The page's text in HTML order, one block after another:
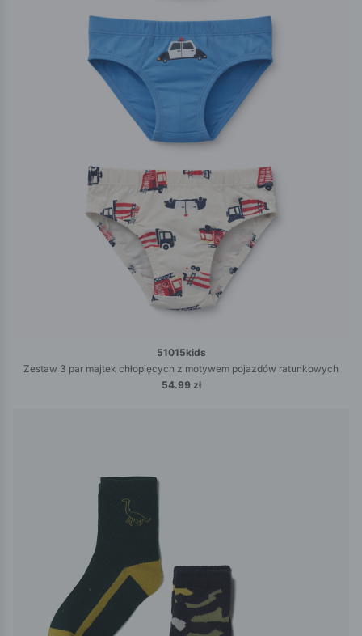
51015kids
Zestaw 3 par majtek chłopięcych z motywem pojazdów ratunkowych
54.99 zł